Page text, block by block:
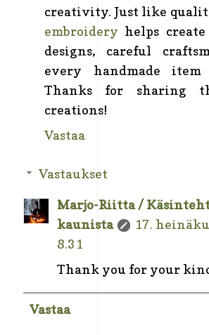
creativity. Just like
embroidery helps
designs, careful
every handmade
Thanks for sharing
creations!
Vastaa
Vastaukset
Marjo-Riitta /
kaunista
17.
8.31
Thank you for your
Vastaa